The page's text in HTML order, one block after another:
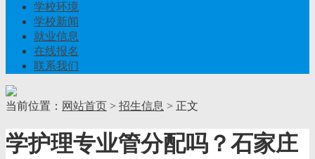
学校环境
学校新闻
就业信息
在线报名
联系我们
当前位置： 网站首页 > 招生信息 > 正文
学护理专业管分配吗？石家庄